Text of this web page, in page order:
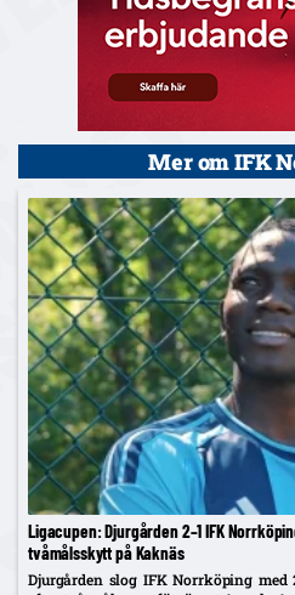
Mer om IFK
Ligacupen: Djurgården 2–1 IFK
tvåmålsskytt på Kaknäs
Djurgården slog IFK Norrköping